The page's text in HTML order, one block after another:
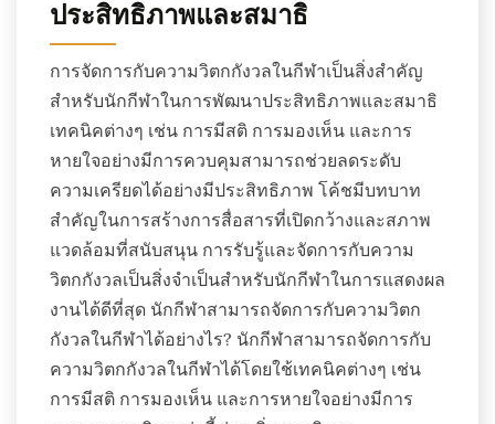
ประสิทธิภาพและสมาธิ
การจัดการกับความวิตกกังวลในกีฬาเป็นสิ่งสำคัญ
สำหรับนักกีฬาในการพัฒนาประสิทธิภาพและสมาธิ
เทคนิคต่างๆ เช่น การมีสติ การมองเห็น และการ
หายใจอย่างมีการควบคุมสามารถช่วยลดระดับ
ความเครียดได้อย่างมีประสิทธิภาพ โค้ชมีบทบาท
สำคัญในการสร้างการสื่อสารที่เปิดกว้างและสภาพ
แวดล้อมที่สนับสนุน การรับรู้และจัดการกับความ
วิตกกังวลเป็นสิ่งจำเป็นสำหรับนักกีฬาในการแสดงผล
งานได้ดีที่สุด นักกีฬาสามารถจัดการกับความวิตก
กังวลในกีฬาได้อย่างไร? นักกีฬาสามารถจัดการกับ
ความวิตกกังวลในกีฬาได้โดยใช้เทคนิคต่างๆ เช่น
การมีสติ การมองเห็น และการหายใจอย่างมีการ